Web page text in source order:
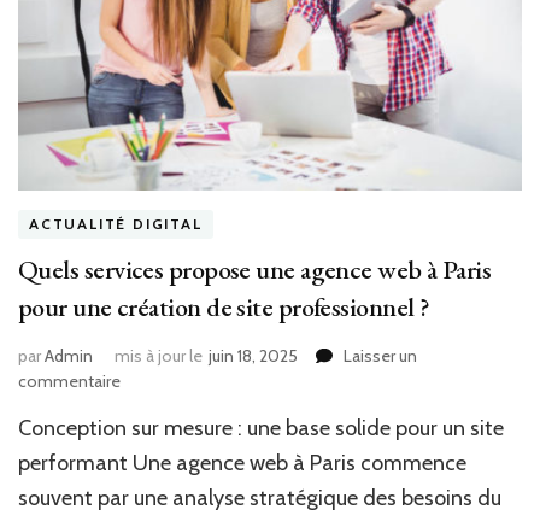
ACTUALITÉ DIGITAL
Quels services propose une agence web à Paris
pour une création de site professionnel ?
parAdmin mis à jour le juin 18, 2025
Laisser un
commentairesur
services
propose
agence
Conception sur mesure : une base solide pour un site
performant Une agence web à Paris commence
souvent par une analyse stratégique des besoins du